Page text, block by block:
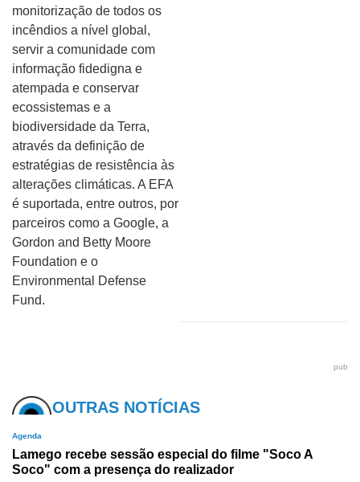
monitorização de todos os
incêndios a nível global,
servir a comunidade com
informação fidedigna e
atempada e conservar
ecossistemas e a
biodiversidade da Terra,
através da definição de
estratégias de resistência às
alterações climáticas. A EFA
é suportada, entre outros, por
parceiros como a Google, a
Gordon and Betty Moore
Foundation e o
Environmental Defense
Fund.
pub
OUTRAS NOTÍCIAS
Agenda
Lamego recebe sessão especial do filme "Soco A
Soco" com a presença do realizador